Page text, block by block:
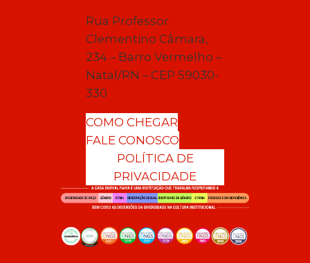
Rua Professor
Clementino Câmara,
234 – Barro Vermelho –
Natal/RN – CEP 59030-
330
COMO CHEGAR
FALE CONOSCO
POLÍTICA DE
PRIVACIDADE